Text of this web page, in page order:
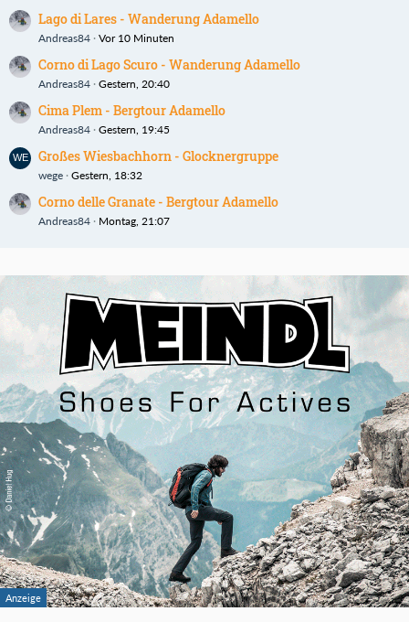
Lago di Lares - Wanderung Adamello
Andreas84 Vor 10 Minuten
Corno di Lago Scuro - Wanderung Adamello
Andreas84 Gestern, 20:40
Cima Plem - Bergtour Adamello
Andreas84 Gestern, 19:45
Großes Wiesbachhorn - Glocknergruppe
wege Gestern, 18:32
Corno delle Granate - Bergtour Adamello
Andreas84 Montag, 21:07